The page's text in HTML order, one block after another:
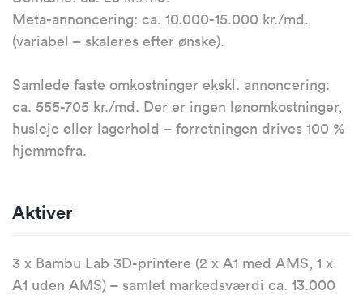
Meta-annoncering: ca. 10.000-15.000 kr./md.
(variabel – skaleres efter ønske).
Samlede faste omkostninger ekskl. annoncering:
ca. 555-705 kr./md. Der er ingen lønomkostninger,
husleje eller lagerhold – forretningen drives 100 %
hjemmefra.
Aktiver
3 x Bambu Lab 3D-printere (2 x A1 med AMS, 1 x
A1 uden AMS) – samlet markedsværdi ca. 13.000